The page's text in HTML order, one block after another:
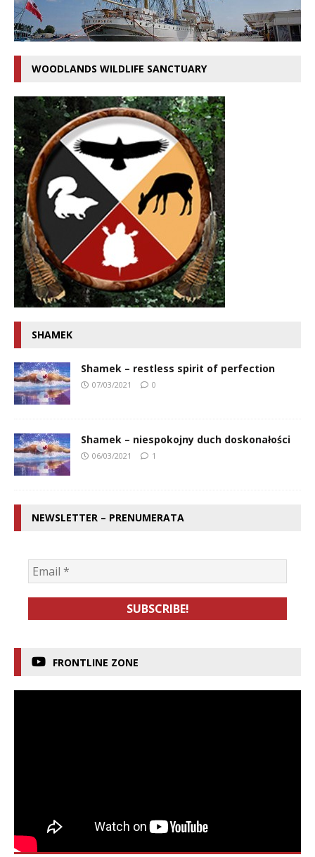
WOODLANDS WILDLIFE SANCTUARY
SHAMEK
Shamek – restless spirit of perfection
07/03/2021 0
Shamek – niespokojny duch doskonałości
06/03/2021 1
NEWSLETTER – PRENUMERATA
FRONTLINE ZONE